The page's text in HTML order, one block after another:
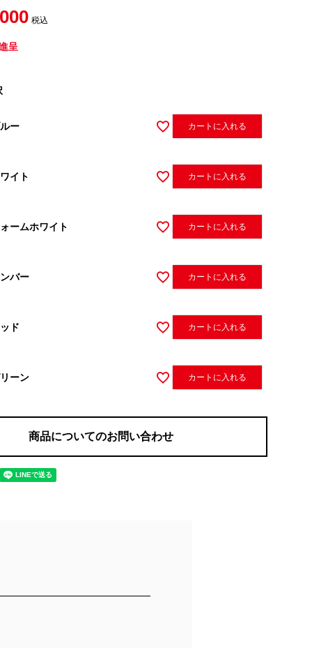
税込
呈
ー カートに入れる
イト カートに入れる
ームホワイト カートに入れる
バー カートに入れる
ド カートに入れる
ーン カートに入れる
商品についてのお問い合わせ